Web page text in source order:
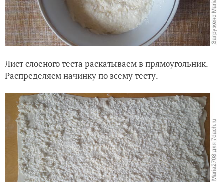
Лист слоеного теста раскатываем в прямоугольник.
Распределяем начинку по всему тесту.